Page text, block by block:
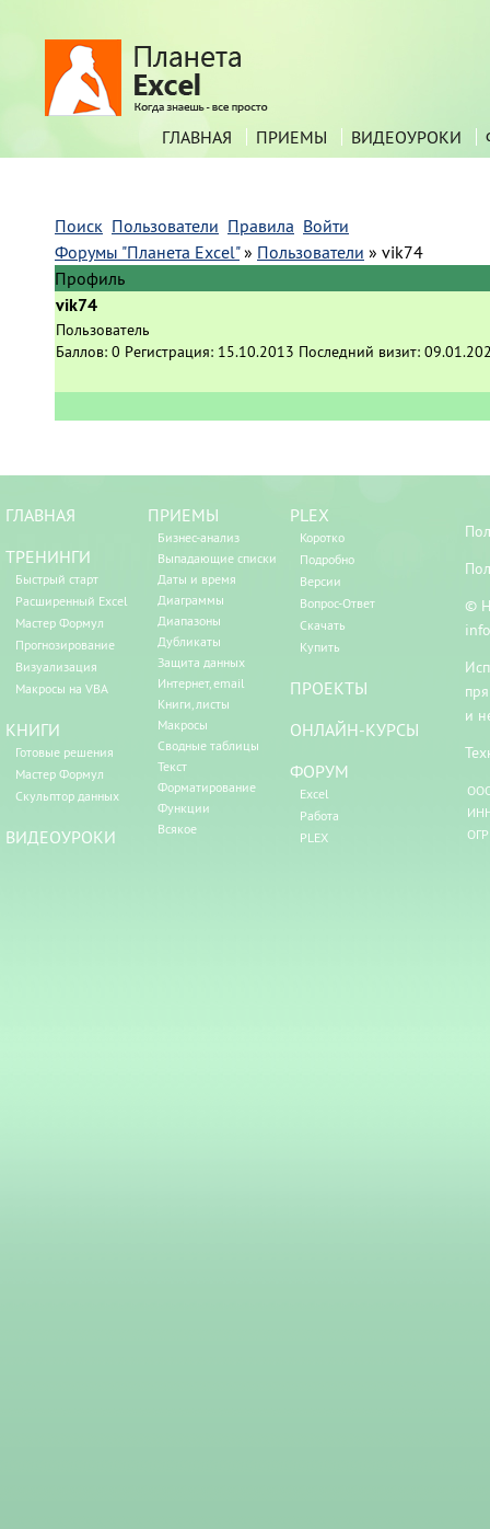
ГЛАВНАЯ ПРИЕМЫ ВИДЕОУРОКИ
Поиск Пользователи Правила Войти
Форумы "Планета Excel" » Пользователи » vik74
Профиль
vik74
Пользователь
Баллов: 0 Регистрация: 15.10.2013 Последний визит:
ГЛАВНАЯ
ТРЕНИНГИ
Быстрый старт
Расширенный Excel
Мастер Формул
Прогнозирование
Визуализация
Макросы на VBA
КНИГИ
Готовые решения
Мастер Формул
Скульптор данных
ВИДЕОУРОКИ
ПРИЕМЫ
Бизнес-анализ
Выпадающие списки
Даты и время
Диаграммы
Диапазоны
Дубликаты
Защита данных
Интернет, email
Книги, листы
Макросы
Сводные таблицы
Текст
Форматирование
Функции
Всякое
PLEX
Коротко
Подробно
Версии
Вопрос-Ответ
Скачать
Купить
ПРОЕКТЫ
ОНЛАЙН-КУРСЫ
ФОРУМ
Excel
Работа
PLEX
©
и